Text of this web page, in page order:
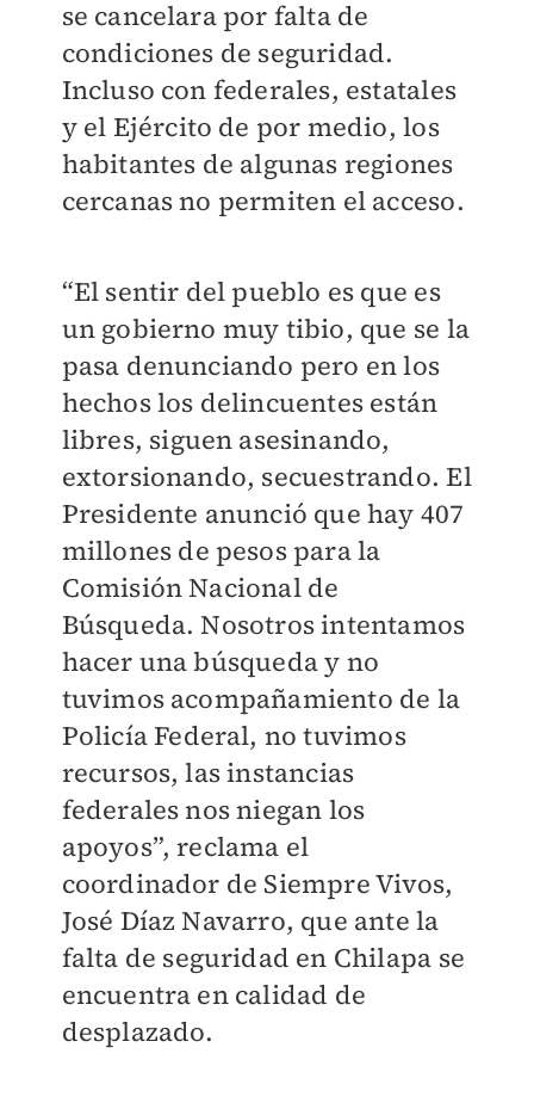
se cancelara por falta de
condiciones de seguridad.
Incluso con federales, estatales
y el Ejército de por medio, los
habitantes de algunas regiones
cercanas no permiten el acceso.
“El sentir del pueblo es que es
un gobierno muy tibio, que se la
pasa denunciando pero en los
hechos los delincuentes están
libres, siguen asesinando,
extorsionando, secuestrando. El
Presidente anunció que hay 407
millones de pesos para la
Comisión Nacional de
Búsqueda. Nosotros intentamos
hacer una búsqueda y no
tuvimos acompañamiento de la
Policía Federal, no tuvimos
recursos, las instancias
federales nos niegan los
apoyos”, reclama el
coordinador de Siempre Vivos,
José Díaz Navarro, que ante la
falta de seguridad en Chilapa se
encuentra en calidad de
desplazado.